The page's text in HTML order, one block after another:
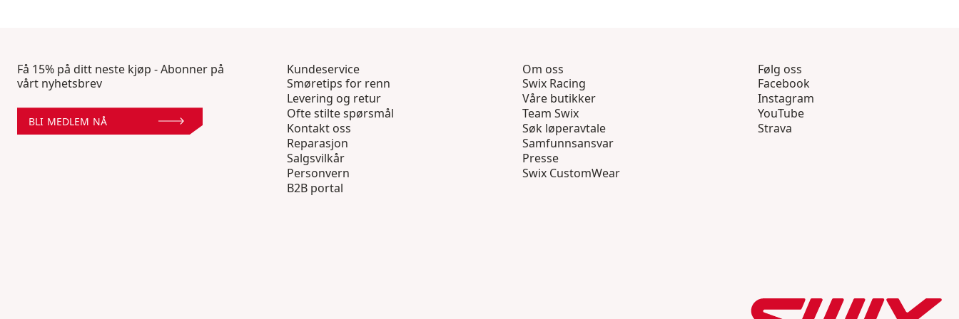
Få 15% på ditt neste kjøp - Abonner på
vårt nyhetsbrev
BLI MEDLEM NÅ
Kundeservice
Smøretips for renn
Levering og retur
Ofte stilte spørsmål
Kontakt oss
Reparasjon
Salgsvilkår
Personvern
B2B portal
Om oss
Swix Racing
Våre butikker
Team Swix
Søk løperavtale
Samfunnsansvar
Presse
Swix CustomWear
Følg oss
Facebook
Instagram
YouTube
Strava